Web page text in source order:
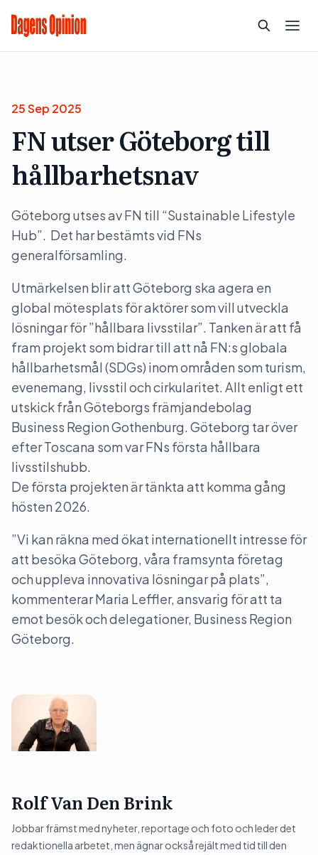
25 Sep 2025
FN utser Göteborg till
hållbarhetsnav
Göteborg utses av FN till “Sustainable Lifestyle
Hub”. Det har bestämts vid FNs
generalförsamling.
Utmärkelsen blir att Göteborg ska agera en
global mötesplats för aktörer som vill utveckla
lösningar för ”hållbara livsstilar”. Tanken är att få
fram projekt som bidrar till att nå FN:s globala
hållbarhetsmål (SDGs) inom områden som turism,
evenemang, livsstil och cirkularitet. Allt enligt ett
utskick från Göteborgs främjandebolag
Business Region Gothenburg. Göteborg tar över
efter Toscana som var FNs första hållbara
livsstilshubb.
De första projekten är tänkta att komma gång
hösten 2026.
”Vi kan räkna med ökat internationellt intresse för
att besöka Göteborg, våra framsynta företag
och uppleva innovativa lösningar på plats”,
kommenterar Maria Leffler, ansvarig för att ta
emot besök och delegationer, Business Region
Göteborg.
Rolf Van Den Brink
Jobbar främst med nyheter, reportage och foto och leder det
redaktionella arbetet, men ägnar också rejält med tid till den